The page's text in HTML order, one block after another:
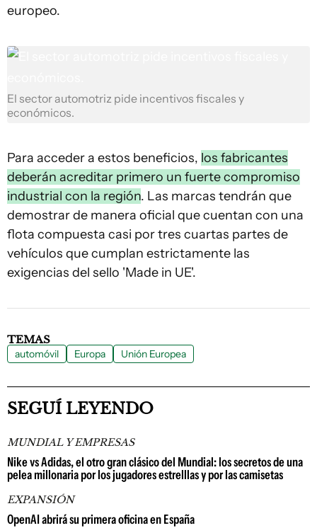
europeo.
El sector automotriz pide incentivos fiscales y
económicos.
Para acceder a estos beneficios, los fabricantes
deberán acreditar primero un fuerte compromiso
industrial con la región. Las marcas tendrán que
demostrar de manera oficial que cuentan con una
flota compuesta casi por tres cuartas partes de
vehículos que cumplan estrictamente las
exigencias del sello 'Made in UE'.
TEMAS
automóvil Europa Unión Europea
SEGUÍ LEYENDO
MUNDIAL Y EMPRESAS
Nike vs Adidas, el otro gran clásico del Mundial: los secretos de una
pelea millonaria por los jugadores estrelllas y por las camisetas
EXPANSIÓN
OpenAI abrirá su primera oficina en España